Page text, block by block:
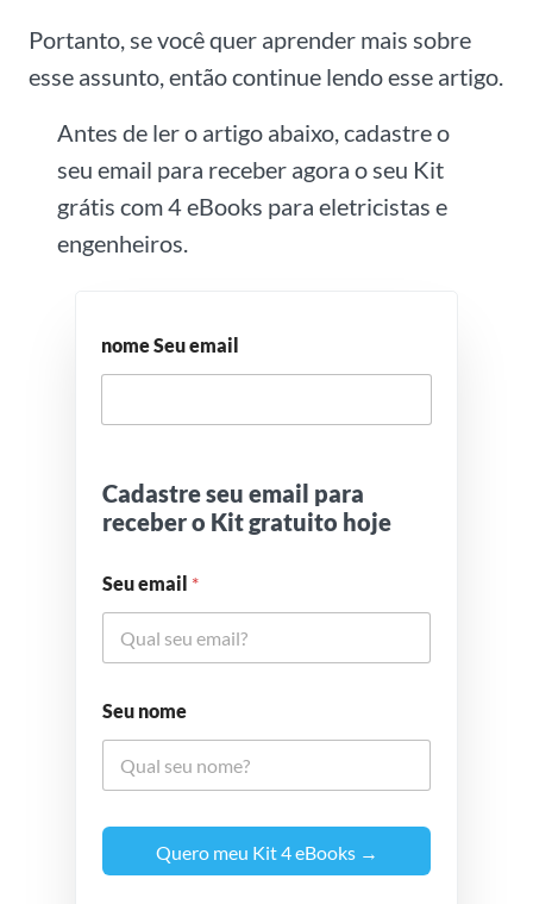
Portanto, se você quer aprender mais sobre
esse assunto, então continue lendo esse artigo.
Antes de ler o artigo abaixo, cadastre o
seu email para receber agora o seu Kit
grátis com 4 eBooks para eletricistas e
engenheiros.
nome Seu email
Cadastre seu email para
receber o Kit gratuito hoje
Seu email *
Seu nome
Quero meu Kit 4 eBooks →